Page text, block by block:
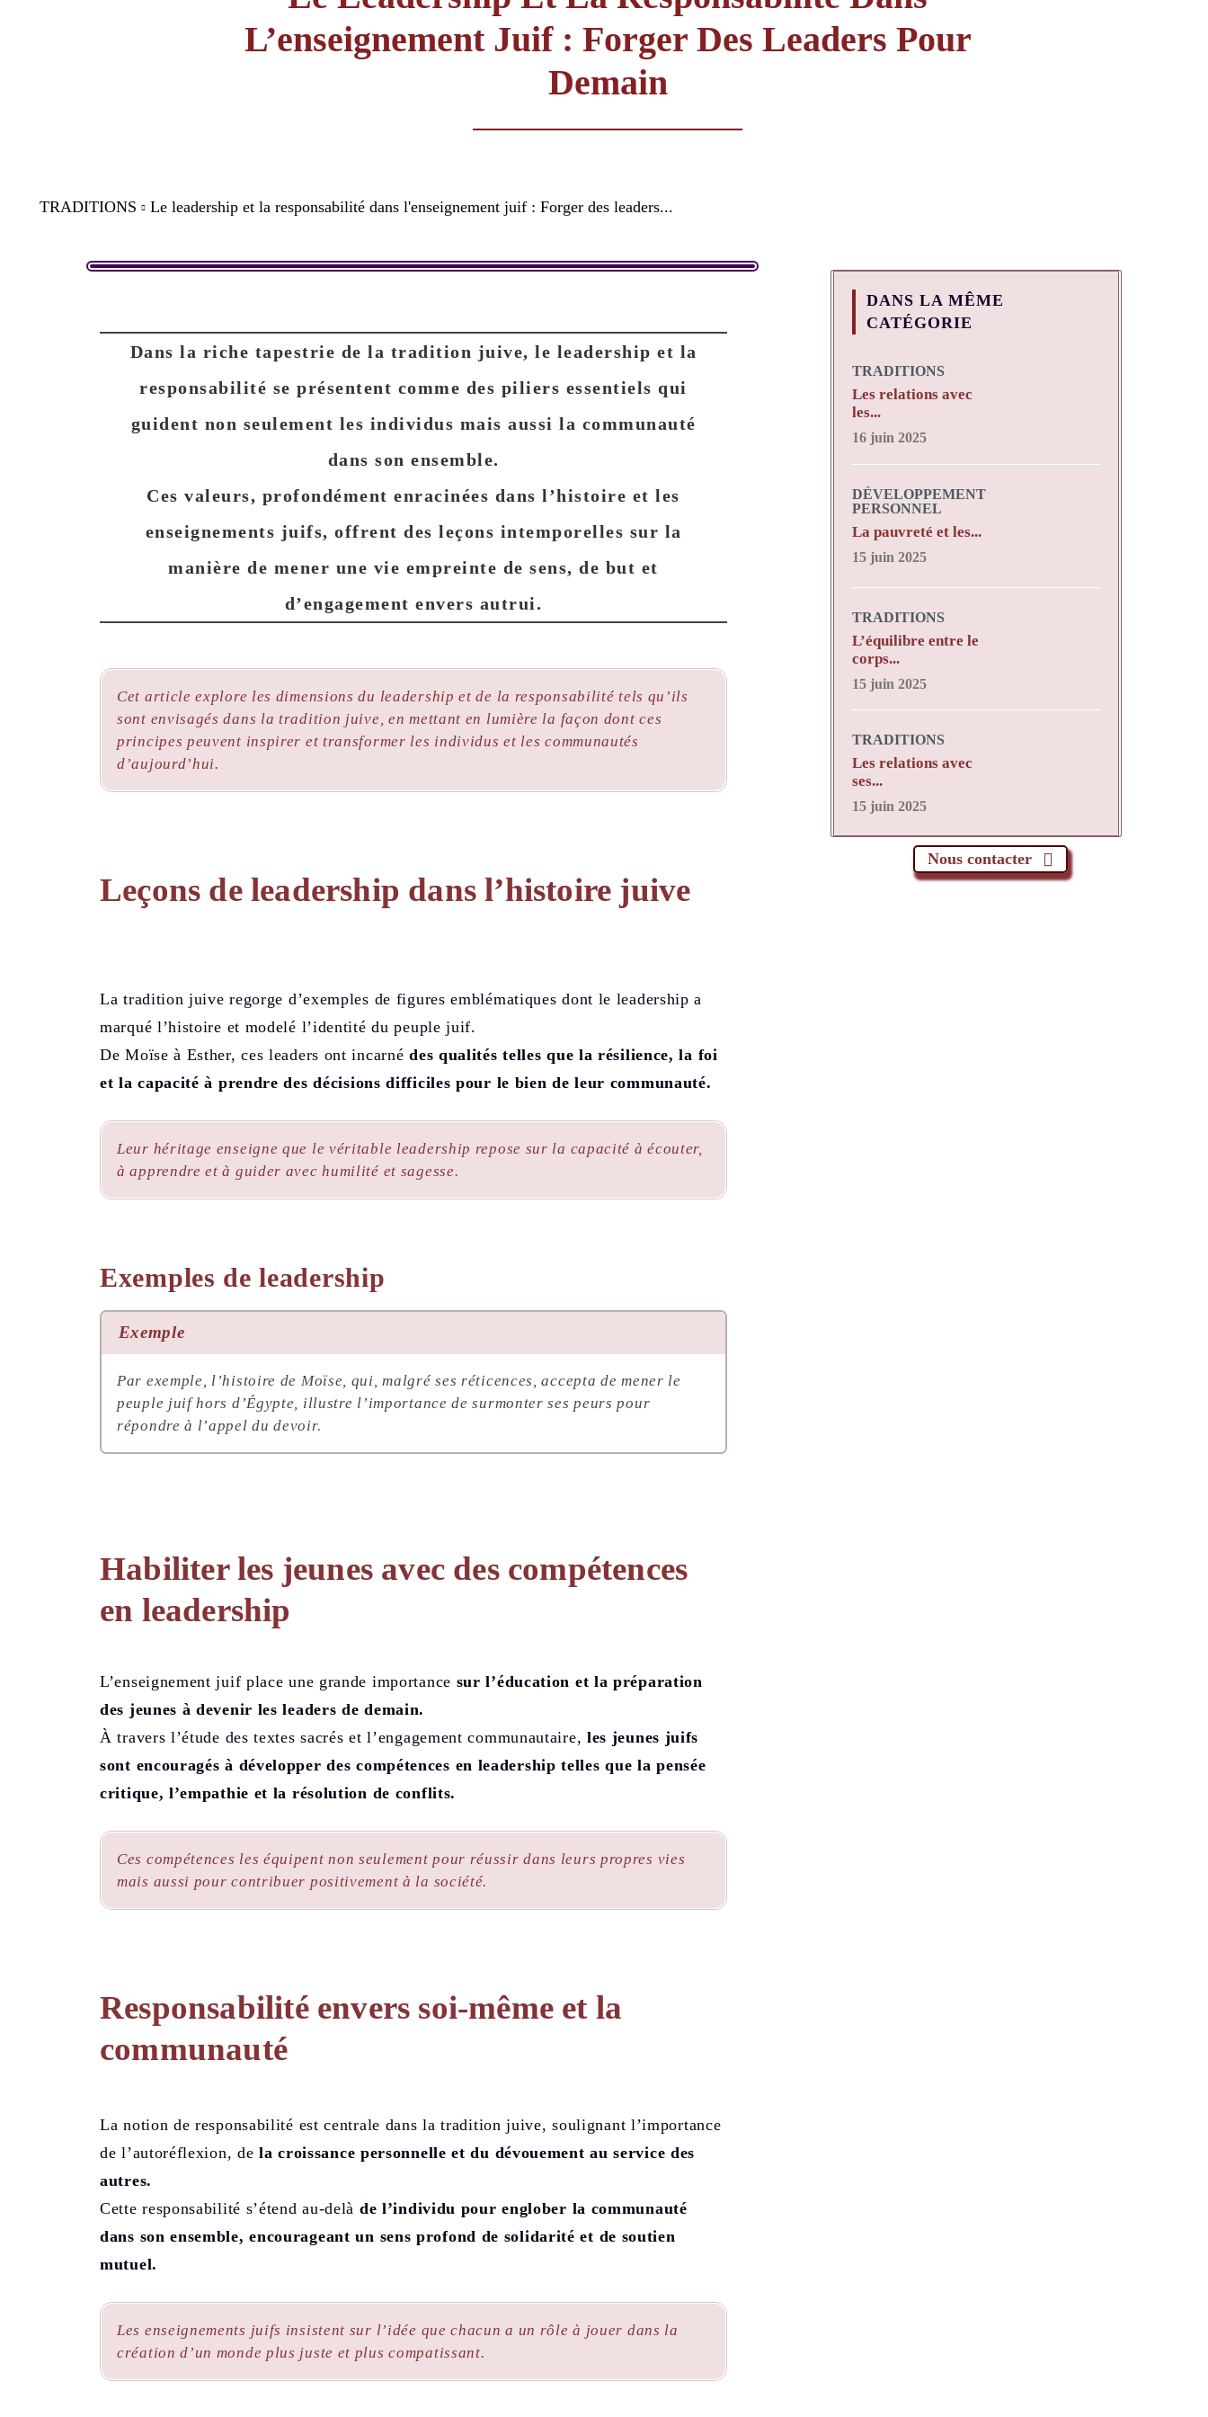
L’enseignement Juif : Forger Des Leaders Pour
Demain
TRADITIONS Le leadership et la responsabilité dans l'enseignement juif : Forger des leaders...
Dans la riche tapestrie de la tradition juive, le leadership et la
responsabilité se présentent comme des piliers essentiels qui
guident non seulement les individus mais aussi la communauté
dans son ensemble.
Ces valeurs, profondément enracinées dans l’histoire et les
enseignements juifs, offrent des leçons intemporelles sur la
manière de mener une vie empreinte de sens, de but et
d’engagement envers autrui.
Cet article explore les dimensions du leadership et de la responsabilité tels qu’ils
sont envisagés dans la tradition juive, en mettant en lumière la façon dont ces
principes peuvent inspirer et transformer les individus et les communautés
d’aujourd’hui.
Leçons de leadership dans l’histoire juive
La tradition juive regorge d’exemples de figures emblématiques dont le leadership a
marqué l’histoire et modelé l’identité du peuple juif.
De Moïse à Esther, ces leaders ont incarné des qualités telles que la résilience, la foi
et la capacité à prendre des décisions difficiles pour le bien de leur communauté.
Leur héritage enseigne que le véritable leadership repose sur la capacité à écouter,
à apprendre et à guider avec humilité et sagesse.
Exemples de leadership
Exemple
Par exemple, l’histoire de Moïse, qui, malgré ses réticences, accepta de mener le
peuple juif hors d’Égypte, illustre l’importance de surmonter ses peurs pour
répondre à l’appel du devoir.
Habiliter les jeunes avec des compétences
en leadership
L’enseignement juif place une grande importance sur l’éducation et la préparation
des jeunes à devenir les leaders de demain.
À travers l’étude des textes sacrés et l’engagement communautaire, les jeunes juifs
sont encouragés à développer des compétences en leadership telles que la pensée
critique, l’empathie et la résolution de conflits.
Ces compétences les équipent non seulement pour réussir dans leurs propres vies
mais aussi pour contribuer positivement à la société.
Responsabilité envers soi-même et la
communauté
La notion de responsabilité est centrale dans la tradition juive, soulignant l’importance
de l’autoréflexion, dela croissance personnelle et du dévouement au service des
autres.
Cette responsabilité s’étend au-delà de l’individu pour englober la communauté
dans son ensemble, encourageant un sens profond de solidarité et de soutien
mutuel.
Les enseignements juifs insistent sur l’idée que chacun a un rôle à jouer dans la
création d’un monde plus juste et plus compatissant.
DANS LA MÊME
CATÉGORIE
TRADITIONS
Les relations avec
les...
16 juin 2025
DÉVELOPPEMENT
PERSONNEL
La pauvreté et les...
15 juin 2025
TRADITIONS
L’équilibre entre le
corps...
15 juin 2025
TRADITIONS
Les relations avec
ses...
15 juin 2025
Nous contacter